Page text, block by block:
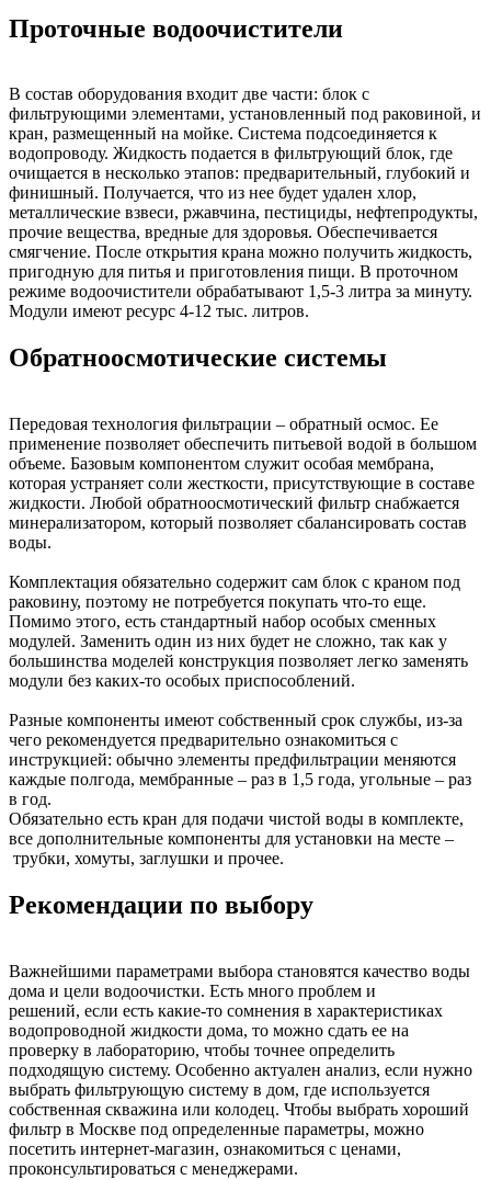
Проточные водоочистители
В состав оборудования входит две части: блок с
фильтрующими элементами, установленный под раковиной, и
кран, размещенный на мойке. Система подсоединяется к
водопроводу. Жидкость подается в фильтрующий блок, где
очищается в несколько этапов: предварительный, глубокий и
финишный. Получается, что из нее будет удален хлор,
металлические взвеси, ржавчина, пестициды, нефтепродукты,
прочие вещества, вредные для здоровья. Обеспечивается
смягчение. После открытия крана можно получить жидкость,
пригодную для питья и приготовления пищи. В проточном
режиме водоочистители обрабатывают 1,5-3 литра за минуту.
Модули имеют ресурс 4-12 тыс. литров.
Обратноосмотические системы
Передовая технология фильтрации – обратный осмос. Ее
применение позволяет обеспечить питьевой водой в большом
объеме. Базовым компонентом служит особая мембрана,
которая устраняет соли жесткости, присутствующие в составе
жидкости. Любой обратноосмотический фильтр снабжается
минерализатором, который позволяет сбалансировать состав
воды.
Комплектация обязательно содержит сам блок с краном под
раковину, поэтому не потребуется покупать что-то еще.
Помимо этого, есть стандартный набор особых сменных
модулей. Заменить один из них будет не сложно, так как у
большинства моделей конструкция позволяет легко заменять
модули без каких-то особых приспособлений.
Разные компоненты имеют собственный срок службы, из-за
чего рекомендуется предварительно ознакомиться с
инструкцией: обычно элементы предфильтрации меняются
каждые полгода, мембранные – раз в 1,5 года, угольные – раз
в год.
Обязательно есть кран для подачи чистой воды в комплекте,
все дополнительные компоненты для установки на месте –
трубки, хомуты, заглушки и прочее.
Рекомендации по выбору
Важнейшими параметрами выбора становятся качество воды
дома и цели водоочистки. Есть много проблем и
решений, если есть какие-то сомнения в характеристиках
водопроводной жидкости дома, то можно сдать ее на
проверку в лабораторию, чтобы точнее определить
подходящую систему. Особенно актуален анализ, если нужно
выбрать фильтрующую систему в дом, где используется
собственная скважина или колодец. Чтобы выбрать хороший
фильтр в Москве под определенные параметры, можно
посетить интернет-магазин, ознакомиться с ценами,
проконсультироваться с менеджерами.